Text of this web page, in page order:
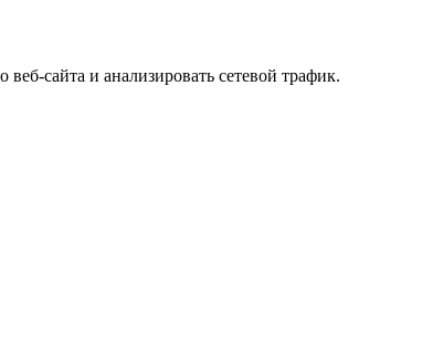
сайта и анализировать сетевой трафик.